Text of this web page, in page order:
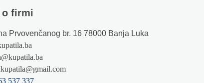
o firmi
Prvovenčanog br. 16 78000 Banja Luka
537 337